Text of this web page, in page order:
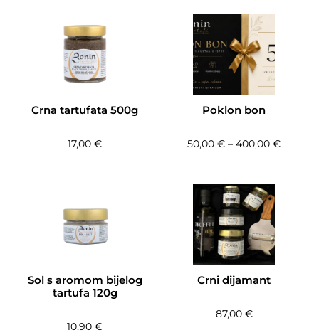
Crna tartufata 500g
17,00€
Poklon bon
50,00€ – 400,00€
Sol s aromom bijelog
tartufa 120g
10,90€
Crni dijamant
87,00 €